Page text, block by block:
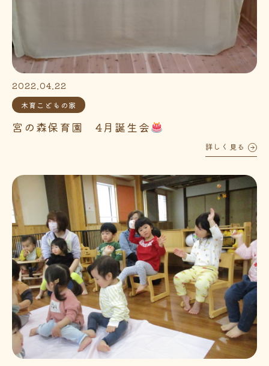
2022.04.22
木育こどもの家
宮の森保育園 4月誕生会
詳しく見る